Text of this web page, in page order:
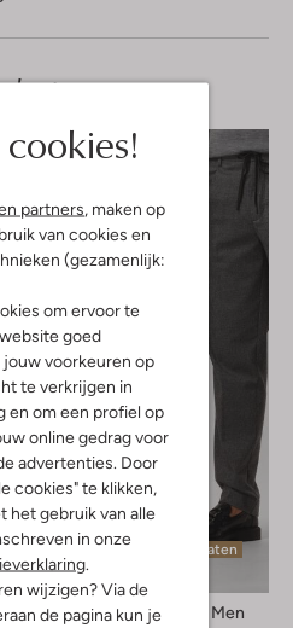
cookies!
partners , maken op
van cookies en
(gezamenlijk:
om ervoor te
goed
voorkeuren op
te verkrijgen in
en om een profiel op
online gedrag voor
advertenties. Door
cookies" te klikken,
het gebruik van alle
in onze
wijzigen? Via de
de pagina kun je
Laatste maten
Selected Men